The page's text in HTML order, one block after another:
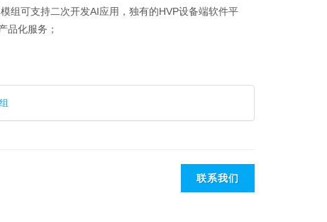
组可支持二次开发AI应用，独有的HVP设备端软件平
品化服务；
联系我们